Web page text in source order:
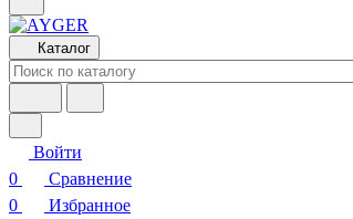
Каталог
Войти
0
Сравнение
0
Избранное